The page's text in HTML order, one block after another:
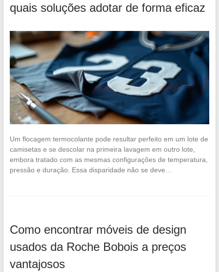
quais soluções adotar de forma eficaz
Um flocagem termocolante pode resultar perfeito em um lote de
camisetas e se descolar na primeira lavagem em outro lote,
embora tratado com as mesmas configurações de temperatura,
pressão e duração. Essa disparidade não se deve…
Como encontrar móveis de design
usados da Roche Bobois a preços
vantajosos